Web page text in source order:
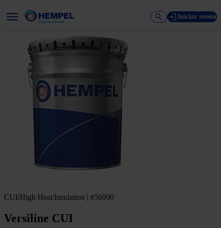
Iniciar sesión
CUI/High Heat/Insulation | #56990
Versiline CUI